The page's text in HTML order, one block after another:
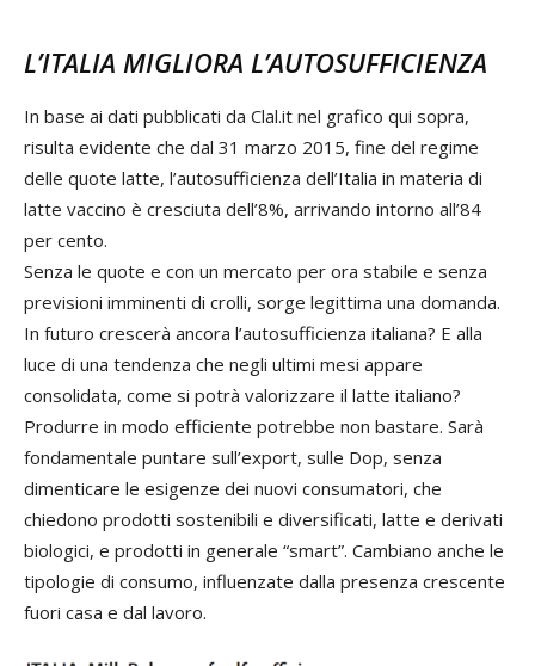
L’ITALIA MIGLIORA L’AUTOSUFFICIENZA
In base ai dati pubblicati da Clal.it nel grafico qui sopra,
risulta evidente che dal 31 marzo 2015, fine del regime
delle quote latte, l’autosufficienza dell’Italia in materia di
latte vaccino è cresciuta dell’8%, arrivando intorno all’84
per cento.
Senza le quote e con un mercato per ora stabile e senza
previsioni imminenti di crolli, sorge legittima una domanda.
In futuro crescerà ancora l’autosufficienza italiana? E alla
luce di una tendenza che negli ultimi mesi appare
consolidata, come si potrà valorizzare il latte italiano?
Produrre in modo efficiente potrebbe non bastare. Sarà
fondamentale puntare sull’export, sulle Dop, senza
dimenticare le esigenze dei nuovi consumatori, che
chiedono prodotti sostenibili e diversificati, latte e derivati
biologici, e prodotti in generale “smart”. Cambiano anche le
tipologie di consumo, influenzate dalla presenza crescente
fuori casa e dal lavoro.